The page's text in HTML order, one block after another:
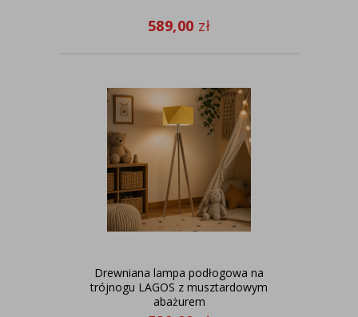
589,00 zł
Drewniana lampa podłogowa na
trójnogu LAGOS z musztardowym
abażurem